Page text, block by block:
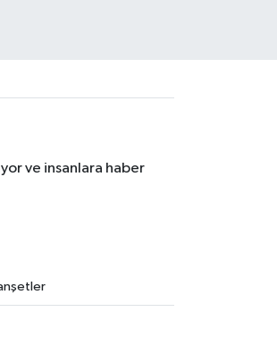
ve insanlara haber